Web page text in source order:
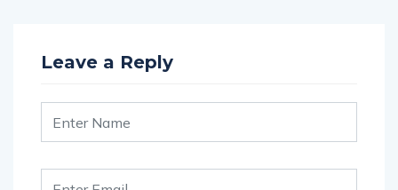
Leave a Reply